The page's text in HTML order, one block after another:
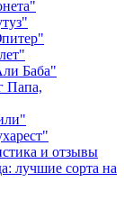
Баба"
Папа,
и отзывы
лучшие сорта на